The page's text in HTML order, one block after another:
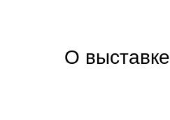
О выставке